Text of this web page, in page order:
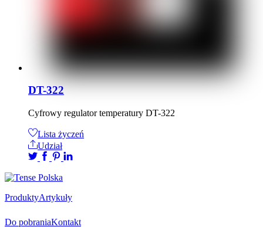
DT-322
Cyfrowy regulator temperatury DT-322
Lista życzeń
Udział
ProduktyArtykuły
Do pobraniaKontakt